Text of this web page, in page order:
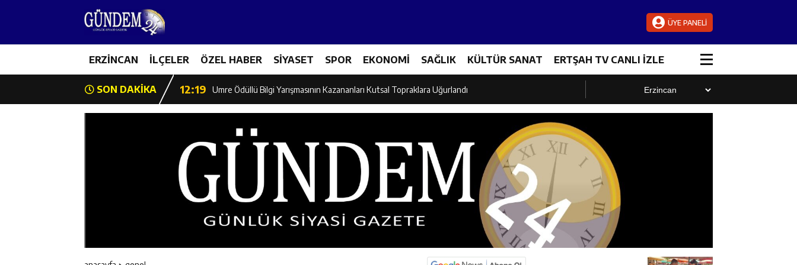
ÜYE PANELİ
ERZİNCAN İLÇELER ÖZEL HABER SİYASET SPOR EKONOMİ SAĞLIK KÜLTÜR SANAT ERTŞAH TV CANLI İZLE
SON DAKİKA
17:03 Erzincan Emniyeti’nden Semt Pazarında Bilgilendirme Faaliyeti
12:19 Umre Ödüllü Bilgi Yarışmasının Kazananları Kutsal Topraklara Uğurlandı
12:17 Üzümlü’de Yaz Akşamlarına Açık Hava Sineması Renk Kattı
12:16 Vali Yardımcıları Canpolat ve Kaya, Mehmet Zengin’in Cenaze Törenine Katıldı
Geleceğin Hafızlarına Ziyaret: Burhan İşliyen Erzincan’da Kur’an Kursu Öğrencileriyle Buluştu